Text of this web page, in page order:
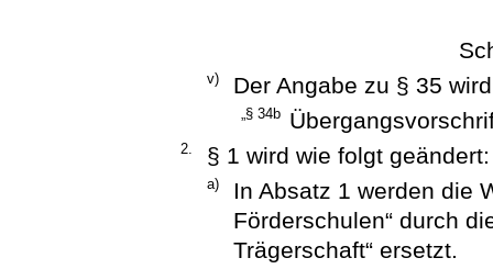
v) Der Angabe zu § 35
„§ 34b
2. § 1 wird wie folgt geändert:
a)
In Absatz 1 werden die
Förderschulen“ durch
Trägerschaft“ ersetzt.